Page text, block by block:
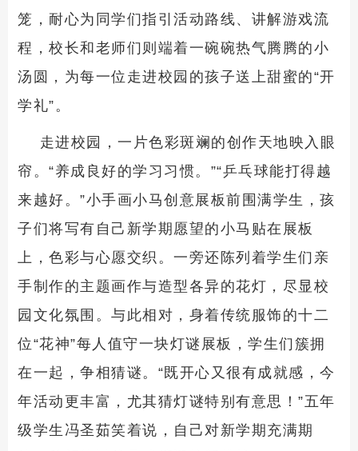
笼，耐心为同学们指引活动路线、讲解游戏流
程，校长和老师们则端着一碗碗热气腾腾的小
汤圆，为每一位走进校园的孩子送上甜蜜的“开
学礼”。
走进校园，一片色彩斑斓的创作天地映入眼
帘。“养成良好的学习习惯。”“乒乓球能打得越
来越好。”小手画小马创意展板前围满学生，孩
子们将写有自己新学期愿望的小马贴在展板
上，色彩与心愿交织。一旁还陈列着学生们亲
手制作的主题画作与造型各异的花灯，尽显校
园文化氛围。与此相对，身着传统服饰的十二
位“花神”每人值守一块灯谜展板，学生们簇拥
在一起，争相猜谜。“既开心又很有成就感，今
年活动更丰富，尤其猜灯谜特别有意思！”五年
级学生冯圣茹笑着说，自己对新学期充满期